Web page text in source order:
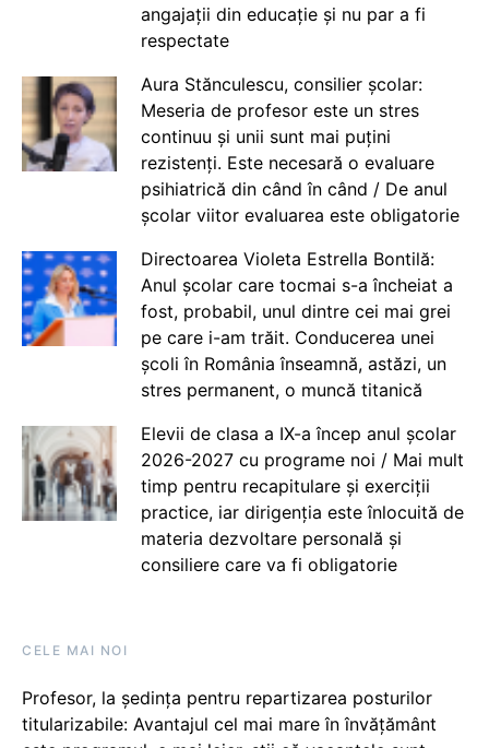
angajații din educație și nu par a fi
respectate
Aura Stănculescu, consilier școlar:
Meseria de profesor este un stres
continuu și unii sunt mai puțini
rezistenți. Este necesară o evaluare
psihiatrică din când în când / De anul
școlar viitor evaluarea este obligatorie
Directoarea Violeta Estrella Bontilă:
Anul școlar care tocmai s-a încheiat a
fost, probabil, unul dintre cei mai grei
pe care i-am trăit. Conducerea unei
școli în România înseamnă, astăzi, un
stres permanent, o muncă titanică
Elevii de clasa a IX-a încep anul școlar
2026-2027 cu programe noi / Mai mult
timp pentru recapitulare și exerciții
practice, iar dirigenția este înlocuită de
materia dezvoltare personală și
consiliere care va fi obligatorie
CELE MAI NOI
Profesor, la ședința pentru repartizarea posturilor
titularizabile: Avantajul cel mai mare în învățământ